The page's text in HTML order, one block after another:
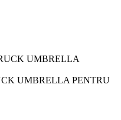
UMBRELLA PENTRU